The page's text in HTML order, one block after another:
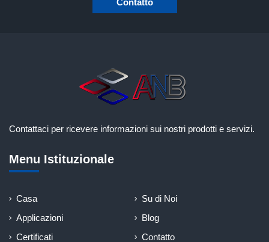
Contattaci per ricevere informazioni sui nostri prodotti e servizi.
Menu Istituzionale
Casa
Su di Noi
Applicazioni
Blog
Certificati
Contatto